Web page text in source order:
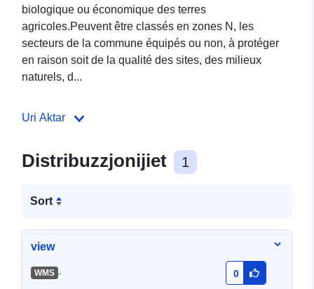
biologique ou économique des terres
agricoles.Peuvent être classés en zones N, les
secteurs de la commune équipés ou non, à protéger
en raison soit de la qualité des sites, des milieux
naturels, d...
Uri Aktar
Distribuzzjonijiet 1
Sort
view
WMS - 0